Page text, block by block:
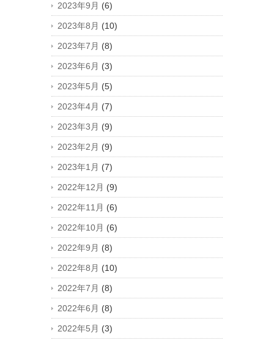
2023年9月 (6)
2023年8月 (10)
2023年7月 (8)
2023年6月 (3)
2023年5月 (5)
2023年4月 (7)
2023年3月 (9)
2023年2月 (9)
2023年1月 (7)
2022年12月 (9)
2022年11月 (6)
2022年10月 (6)
2022年9月 (8)
2022年8月 (10)
2022年7月 (8)
2022年6月 (8)
2022年5月 (3)